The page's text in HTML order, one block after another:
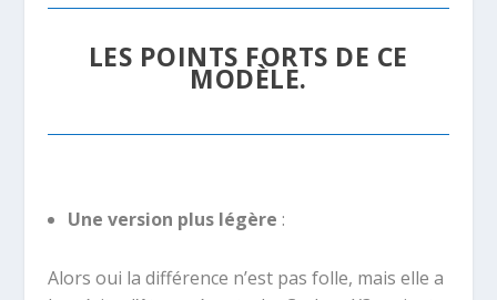
LES POINTS FORTS DE CE
MODÈLE.
Une version plus légère :
Alors oui la différence n’est pas folle, mais elle a